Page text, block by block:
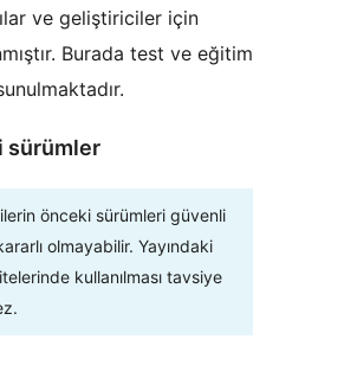
ve geliştiriciler için
Burada test ve eğitim
sürümler
önceki sürümleri güvenli
olmayabilir. Yayındaki
kullanılması tavsiye